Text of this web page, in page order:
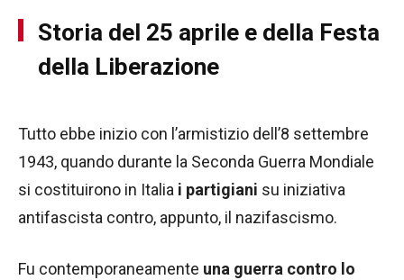
Storia del 25 aprile e della Festa
della Liberazione
Tutto ebbe inizio con l’armistizio dell’8 settembre
1943, quando durante la Seconda Guerra Mondiale
si costituirono in Italia i partigiani su iniziativa
antifascista contro, appunto, il nazifascismo.
Fu contemporaneamente una guerra contro lo